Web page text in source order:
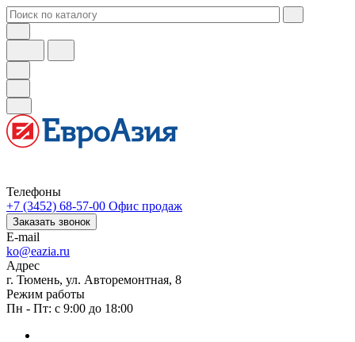
Телефоны
+7 (3452) 68-57-00 Офис продаж
Заказать звонок
E-mail
ko@eazia.ru
Адрес
г. Тюмень, ул. Авторемонтная, 8
Режим работы
Пн - Пт: с 9:00 до 18:00